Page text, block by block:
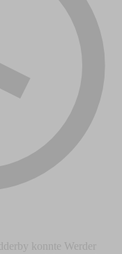
konnte Werder